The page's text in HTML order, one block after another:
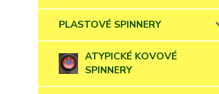
PLASTOVÉ SPINNERY
ATYPICKÉ KOVOVÉ
SPINNERY